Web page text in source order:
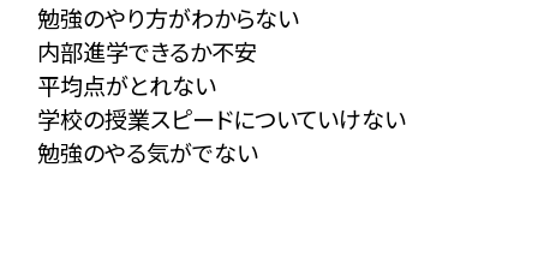
勉強のやり方がわからない
内部進学できるか不安
平均点がとれない
学校の授業スピードについていけない
勉強のやる気がでない